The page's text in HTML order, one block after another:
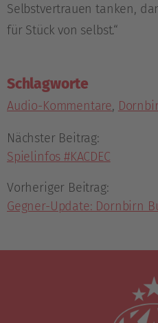
Selbstvertrauen tanken,
für Stück von selbst.“
Schlagworte
Audio-Kommentare,
Nächster Beitrag:
Spielinfos #KACDEC
Vorheriger Beitrag:
Gegner-Update: Dornbirn